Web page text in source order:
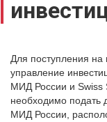
Для поступления
управление
МИД России и Swiss
необходимо
МИД России,